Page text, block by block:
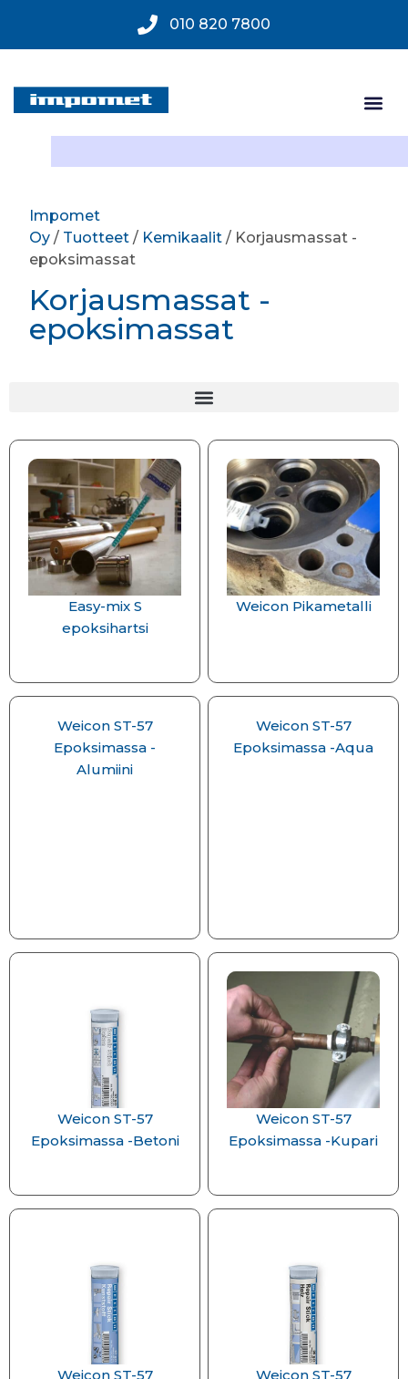
010 820 7800
Impomet
Oy / Tuotteet / Kemikaalit / Korjausmassat -
epoksimassat
Korjausmassat -
epoksimassat
Easy-mix S
epoksihartsi
Weicon Pikametalli
Weicon ST-57
Epoksimassa -
Alumiini
Weicon ST-57
Epoksimassa -Aqua
Weicon ST-57
Epoksimassa -Betoni
Weicon ST-57
Epoksimassa -Kupari
Weicon ST-57
Weicon ST-57